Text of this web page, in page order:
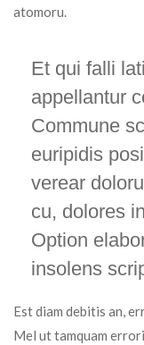
atomoru.
Et qui falli
appellantur
Commune
euripidis
verear
cu, dolores
Option
insolens
Est diam debitis an,
Mel ut tamquam